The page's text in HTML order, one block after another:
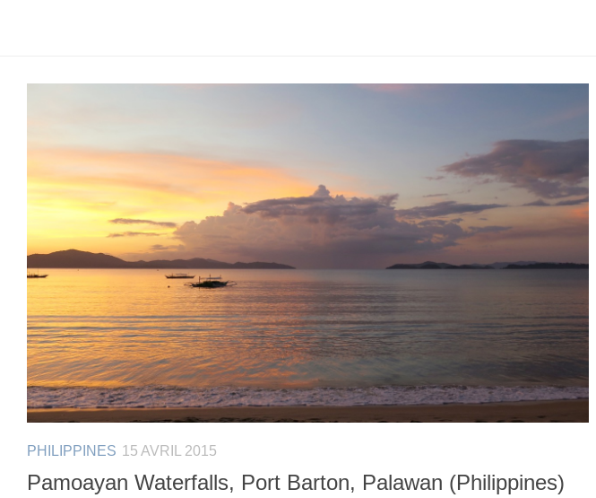
PHILIPPINES 15 AVRIL 2015
Pamoayan Waterfalls, Port Barton, Palawan (Philippines)